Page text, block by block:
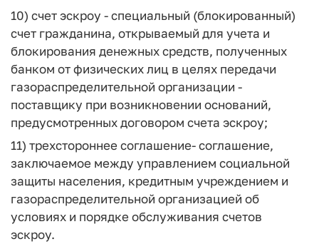
10) счет эскроу - специальный (блокированный)
счет гражданина, открываемый для учета и
блокирования денежных средств, полученных
банком от физических лиц в целях передачи
газораспределительной организации -
поставщику при возникновении оснований,
предусмотренных договором счета эскроу;
11) трехстороннее соглашение- соглашение,
заключаемое между управлением социальной
защиты населения, кредитным учреждением и
газораспределительной организацией об
условиях и порядке обслуживания счетов
эскроу.